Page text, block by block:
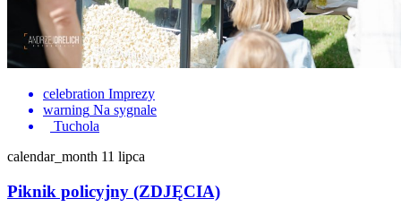
celebration Imprezy
warning Na sygnale
Tuchola
calendar_month 11 lipca
Piknik policyjny (ZDJĘCIA)